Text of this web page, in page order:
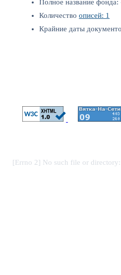
Полное название
Количество описей: 1
Крайние даты
[Errno 2] No such file or